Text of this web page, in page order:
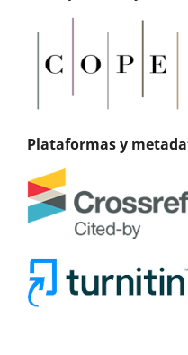
Plataformas y